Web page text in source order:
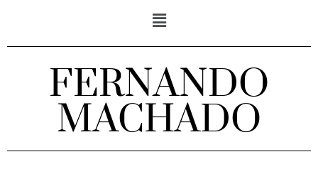
FERNANDO
MACHADO